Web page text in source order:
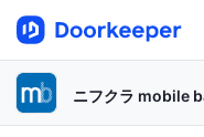
ニフクラ mobile